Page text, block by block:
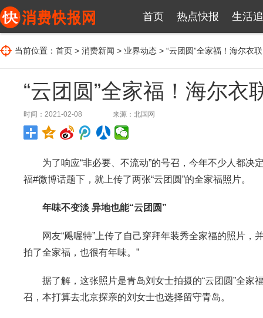
首页 热点快报 生活
当前位置： 首页 > 消费新闻 > 业界动态 > “云团圆”全家福！海尔衣
“云团圆”全家福！海尔
时间：2021-02-08 来源： 北国网
为了响应“非必要、不流动”的号召，今年不少人都决
福#微博话题下，就上传了两张“云团圆”的全家福照片。
年味不变淡 异地也能“云团圆”
网友“飓喔特”上传了自己穿拜年装秀全家福的照片，
拍了全家福，也很有年味。”
据了解，这张照片是青岛刘女士拍摄的“云团圆”全家
召，本打算去北京探亲的刘女士也选择留守青岛。